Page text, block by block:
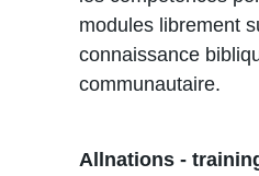
modules librement
connaissance
communautaire.
Allnations -